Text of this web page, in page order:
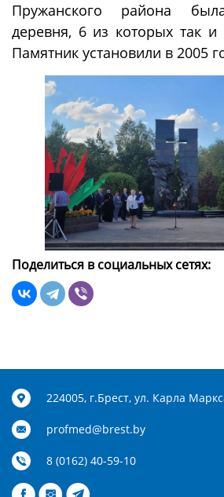
Пружанского района
деревня, 6 из которых так и
Памятник установили в 2005
Поделиться в социальных сетях:
224005, г.Брест, ул. Карла
profmed@brest.by
8 (0162) 40-59-10